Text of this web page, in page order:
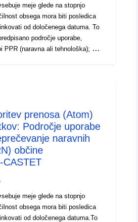
meje glede na stopnjo
obsega mora biti posledica
od določenega datuma. To
področje uporabe,
PPR (naravna ali tehnološka); —
— obseg študije, ki
so bile proučene nevarnosti.
prenosa (Atom)
Področje uporabe
naravnih
občine
CASTET
meje glede na stopnjo
obsega mora biti posledica
od določenega datuma.To